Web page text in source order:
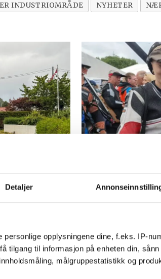
Detaljer
personlige opplysningene dine, f.eks. IP-
tilgang til informasjon på enheten din,
målgruppestatistikk og
INDUSTRIOMRÅDE NYHETER
Vant
marginer